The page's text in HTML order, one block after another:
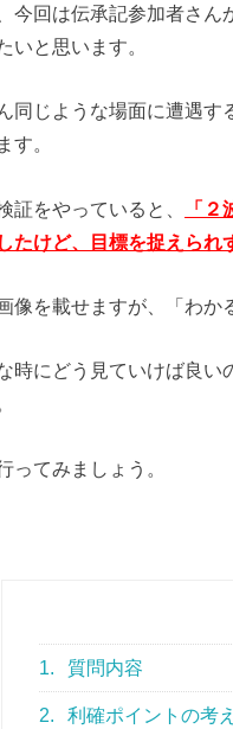
今回は伝承記参加者さん
いと思います。
同じような場面に遭遇す
す。
証をやっていると、
「
たけど、目標を捉えられ
像を載せますが、「わか
時にどう見ていけば良
ってみましょう。
1. 質問内容
2. 利確ポイントの考